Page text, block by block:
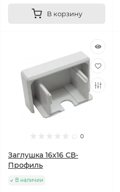
В корзину
0
Заглушка 16х16 СВ-
Профиль
В наличии